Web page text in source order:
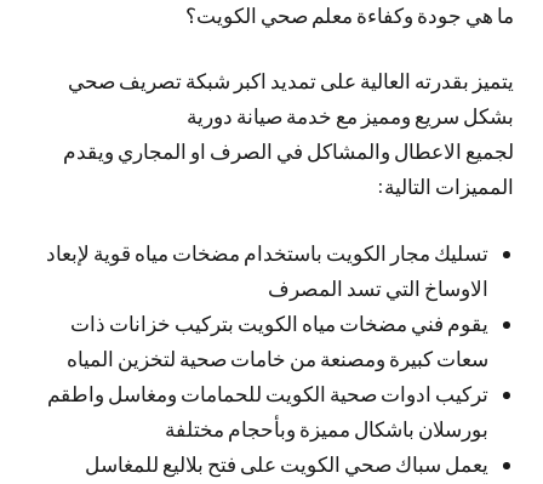
ما هي جودة وكفاءة معلم صحي الكويت؟
يتميز بقدرته العالية على تمديد اكبر شبكة تصريف صحي
بشكل سريع ومميز مع خدمة صيانة دورية
لجميع الاعطال والمشاكل في الصرف او المجاري ويقدم
المميزات التالية:
تسليك مجار الكويت باستخدام مضخات مياه قوية لإبعاد
الاوساخ التي تسد المصرف
يقوم فني مضخات مياه الكويت بتركيب خزانات ذات
سعات كبيرة ومصنعة من خامات صحية لتخزين المياه
تركيب ادوات صحية الكويت للحمامات ومغاسل واطقم
بورسلان باشكال مميزة وبأحجام مختلفة
يعمل سباك صحي الكويت على فتح بلاليع للمغاسل